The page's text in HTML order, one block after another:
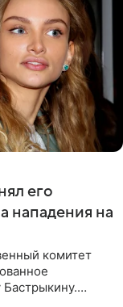
его
нападения на
комитет